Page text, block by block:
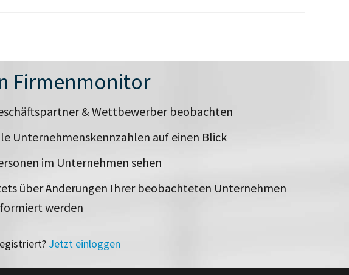
Firmenmonitor
& Wettbewerber beobachten
Unternehmenskennzahlen auf einen Blick
im Unternehmen sehen
über Änderungen Ihrer beobachteten Unternehmen
werden
Jetzt einloggen